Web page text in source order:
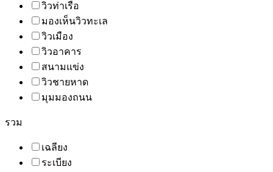
วิวท่าเรือ
มองเห็นวิวทะเล
วิวเมือง
วิวอาคาร
สนามแข่ง
วิวชายหาด
มุมมองถนน
รวม
เฉลียง
ระเบียง